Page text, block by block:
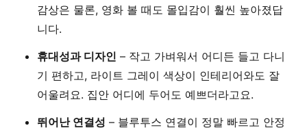
감상은 물론, 영화 볼 때도 몰입감이 훨씬 높아졌답
니다.
휴대성과 디자인 – 작고 가벼워서 어디든 들고 다니
기 편하고, 라이트 그레이 색상이 인테리어와도 잘
어울려요. 집안 어디에 두어도 예쁘더라고요.
뛰어난 연결성 – 블루투스 연결이 정말 빠르고 안정